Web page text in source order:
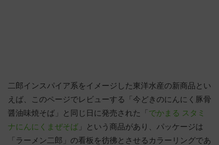
二郎インスパイア系をイメージした東洋水産の新商品とい
えば、このページでレビューする「今どきのにんにく豚骨
醤油味焼そば」と同じ日に発売された「 でかまる スタミ
ナにんにくまぜそば 」という商品があり、パッケージは
「ラーメン二郎」の看板を彷彿とさせるカラーリングであ